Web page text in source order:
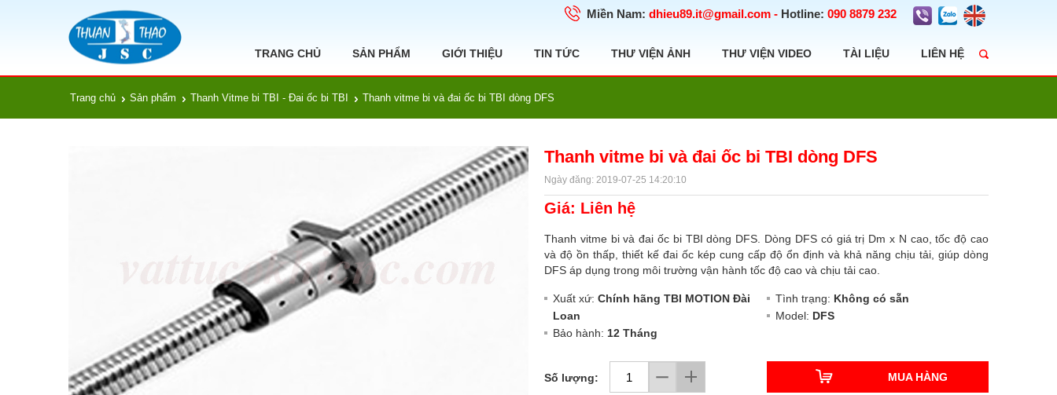
Miền Nam: dhieu89.it@gmail.com - Hotline: 090 8879 232
TRANG CHỦ SẢN PHẨM GIỚI THIỆU TIN TỨC THƯ VIỆN ẢNH THƯ VIỆN VIDEO TÀI LIỆU LIÊN HỆ
Trang chủ Sản phẩm Thanh Vitme bi TBI - Đai ốc bi TBI Thanh vitme bi và đai ốc bi TBI dòng DFS
Thanh vitme bi và đai ốc bi TBI dòng DFS
Ngày đăng: 2019-07-25 14:20:10
Giá: Liên hệ
Thanh vitme bi và đai ốc bi TBI dòng DFS. Dòng DFS có giá trị Dm x N cao, tốc độ cao
và độ ồn thấp, thiết kế đai ốc kép cung cấp độ ổn định và khả năng chịu tải, giúp dòng
DFS áp dụng trong môi trường vận hành tốc độ cao và chịu tải cao.
Xuất xứ: Chính hãng TBI MOTION Đài
Loan
Tình trạng: Không có sẵn
Model: DFS
Bảo hành: 12 Tháng
Số lượng: MUA HÀNG